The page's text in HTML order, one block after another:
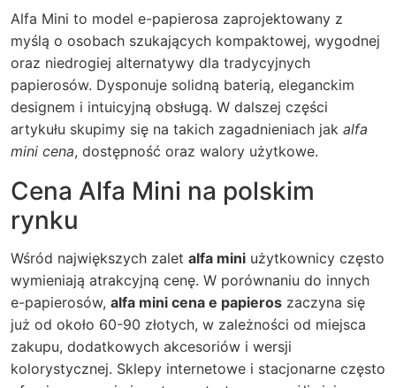
Alfa Mini to model e-papierosa zaprojektowany z
myślą o osobach szukających kompaktowej, wygodnej
oraz niedrogiej alternatywy dla tradycyjnych
papierosów. Dysponuje solidną baterią, eleganckim
designem i intuicyjną obsługą. W dalszej części
artykułu skupimy się na takich zagadnieniach jak alfa
mini cena, dostępność oraz walory użytkowe.
Cena Alfa Mini na polskim
rynku
Wśród największych zalet alfa mini użytkownicy często
wymieniają atrakcyjną cenę. W porównaniu do innych
e-papierosów, alfa mini cena e papieros zaczyna się
już od około 60-90 złotych, w zależności od miejsca
zakupu, dodatkowych akcesoriów i wersji
kolorystycznej. Sklepy internetowe i stacjonarne często